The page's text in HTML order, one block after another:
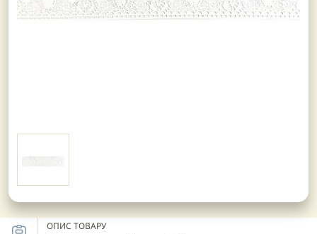
ОПИС ТОВАРУ